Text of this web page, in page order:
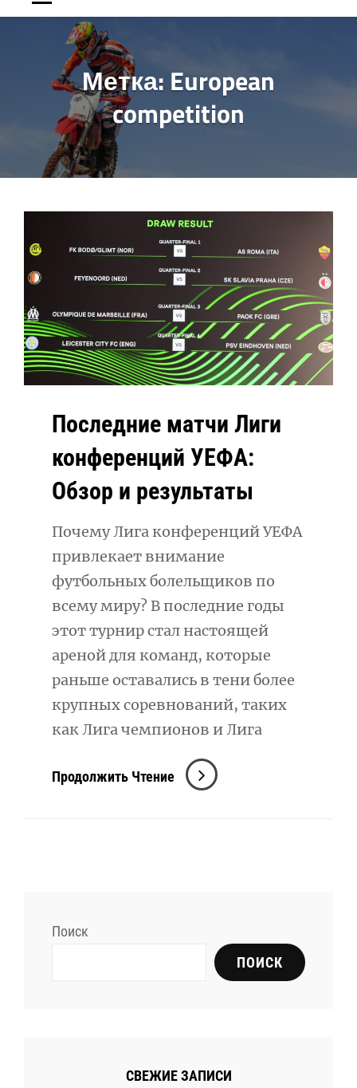
Метка: European
competition
Последние матчи Лиги
конференций УЕФА:
Обзор и результаты
Почему Лига конференций УЕФА
привлекает внимание
футбольных болельщиков по
всему миру? В последние годы
этот турнир стал настоящей
ареной для команд, которые
раньше оставались в тени более
крупных соревнований, таких
как Лига чемпионов и Лига
Продолжить Чтение Последние
Матчи
Поиск
ПОИСК
СВЕЖИЕ ЗАПИСИ